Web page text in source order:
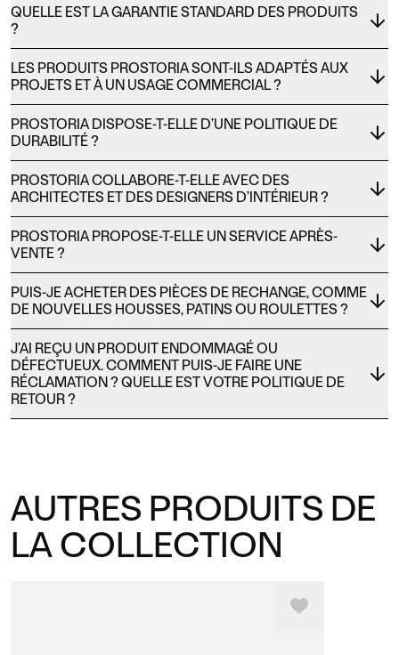
QUELLE EST LA GARANTIE STANDARD DES PRODUITS
?
LES PRODUITS PROSTORIA SONT-ILS ADAPTÉS AUX
PROJETS ET À UN USAGE COMMERCIAL ?
PROSTORIA DISPOSE-T-ELLE D’UNE POLITIQUE DE
DURABILITÉ ?
PROSTORIA COLLABORE-T-ELLE AVEC DES
ARCHITECTES ET DES DESIGNERS D’INTÉRIEUR ?
PROSTORIA PROPOSE-T-ELLE UN SERVICE APRÈS-
VENTE ?
PUIS-JE ACHETER DES PIÈCES DE RECHANGE, COMME
DE NOUVELLES HOUSSES, PATINS OU ROULETTES ?
J’AI REÇU UN PRODUIT ENDOMMAGÉ OU
DÉFECTUEUX. COMMENT PUIS-JE FAIRE UNE
RÉCLAMATION ? QUELLE EST VOTRE POLITIQUE DE
RETOUR ?
AUTRES PRODUITS DE
LA COLLECTION